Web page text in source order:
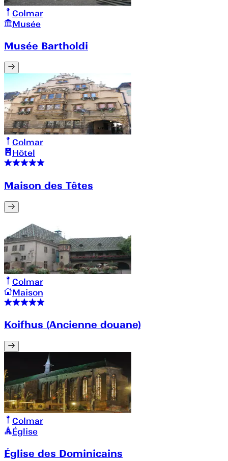
Colmar
Musée
Musée Bartholdi
Colmar
Hôtel
Maison des Têtes
Colmar
Maison
Koifhus (Ancienne douane)
Colmar
Église
Église des Dominicains